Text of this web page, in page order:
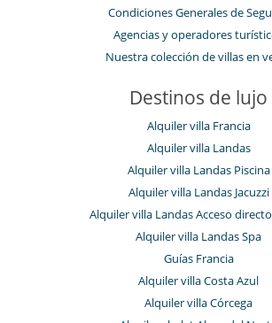
Condiciones Generales de
Agencias y operadores
Nuestra colección de villas en
Destinos de lujo
Alquiler villa Francia
Alquiler villa Landas
Alquiler villa Landas Piscina
Alquiler villa Landas Jacuzzi
Alquiler villa Landas Acceso
Alquiler villa Landas Spa
Guías Francia
Alquiler villa Costa Azul
Alquiler villa Córcega